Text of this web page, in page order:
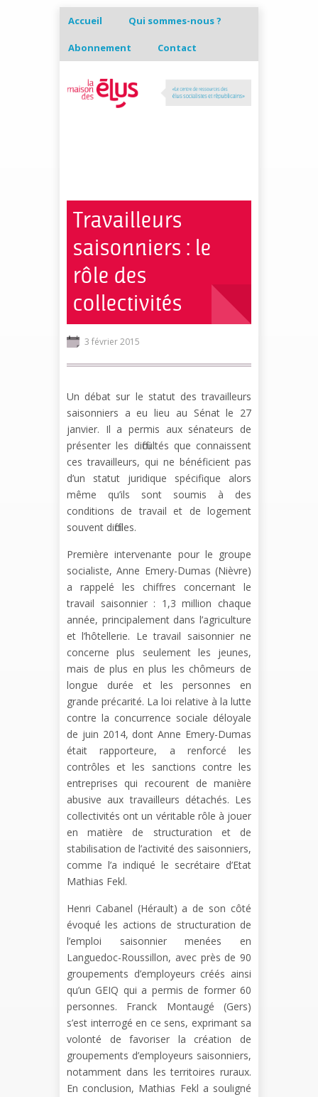
Accueil Qui sommes-nous ?
Abonnement Contact
Travailleurs
saisonniers : le
rôle des
collectivités
3 février 2015
Un débat sur le statut des travailleurs
saisonniers a eu lieu au Sénat le 27
janvier. Il a permis aux sénateurs de
présenter les difficultés que connaissent
ces travailleurs, qui ne bénéficient pas
d’un statut juridique spécifique alors
même qu’ils sont soumis à des
conditions de travail et de logement
souvent difficiles.
Première intervenante pour le groupe
socialiste, Anne Emery-Dumas (Nièvre)
a rappelé les chiffres concernant le
travail saisonnier : 1,3 million chaque
année, principalement dans l’agriculture
et l’hôtellerie. Le travail saisonnier ne
concerne plus seulement les jeunes,
mais de plus en plus les chômeurs de
longue durée et les personnes en
grande précarité. La loi relative à la lutte
contre la concurrence sociale déloyale
de juin 2014, dont Anne Emery-Dumas
était rapporteure, a renforcé les
contrôles et les sanctions contre les
entreprises qui recourent de manière
abusive aux travailleurs détachés. Les
collectivités ont un véritable rôle à jouer
en matière de structuration et de
stabilisation de l’activité des saisonniers,
comme l’a indiqué le secrétaire d’Etat
Mathias Fekl.
Henri Cabanel (Hérault) a de son côté
évoqué les actions de structuration de
l’emploi saisonnier menées en
Languedoc-Roussillon, avec près de 90
groupements d’employeurs créés ainsi
qu’un GEIQ qui a permis de former 60
personnes. Franck Montaugé (Gers)
s’est interrogé en ce sens, exprimant sa
volonté de favoriser la création de
groupements d’employeurs saisonniers,
notamment dans les territoires ruraux.
En conclusion, Mathias Fekl a souligné